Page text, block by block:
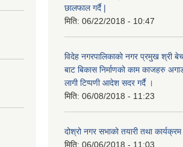
छालफाल गर्दै |
मिति: 06/22/2018 - 10:47
विदेह नगरपालिकाको नगर प्रमुख श्री
बाट बिकास निर्माणको काम काजहरु
लागी टिप्पणी आदेश सदर गर्दै ।
मिति: 06/08/2018 - 11:23
दोश्रो नगर सभाको तयारी तथा कार्यक्रम
मिति: 06/06/2018 - 11:03